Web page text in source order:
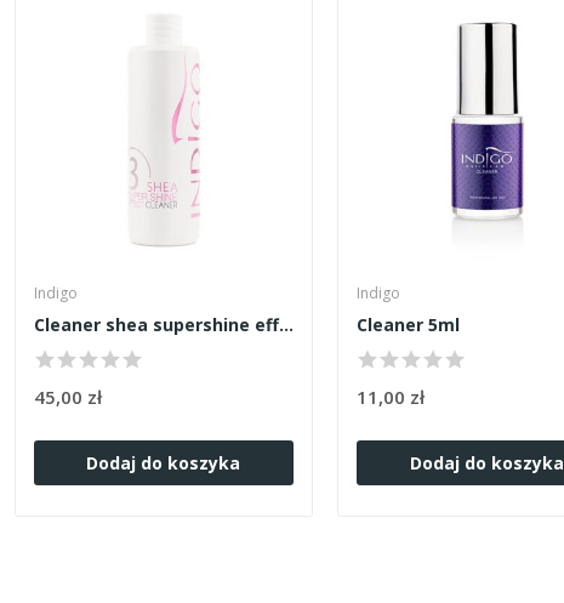
Indigo
Cleaner shea supershine effect 500ml
45,00 zł
Dodaj do koszyka
Indigo
Cleaner 5ml
11,00 zł
Dodaj do koszyka